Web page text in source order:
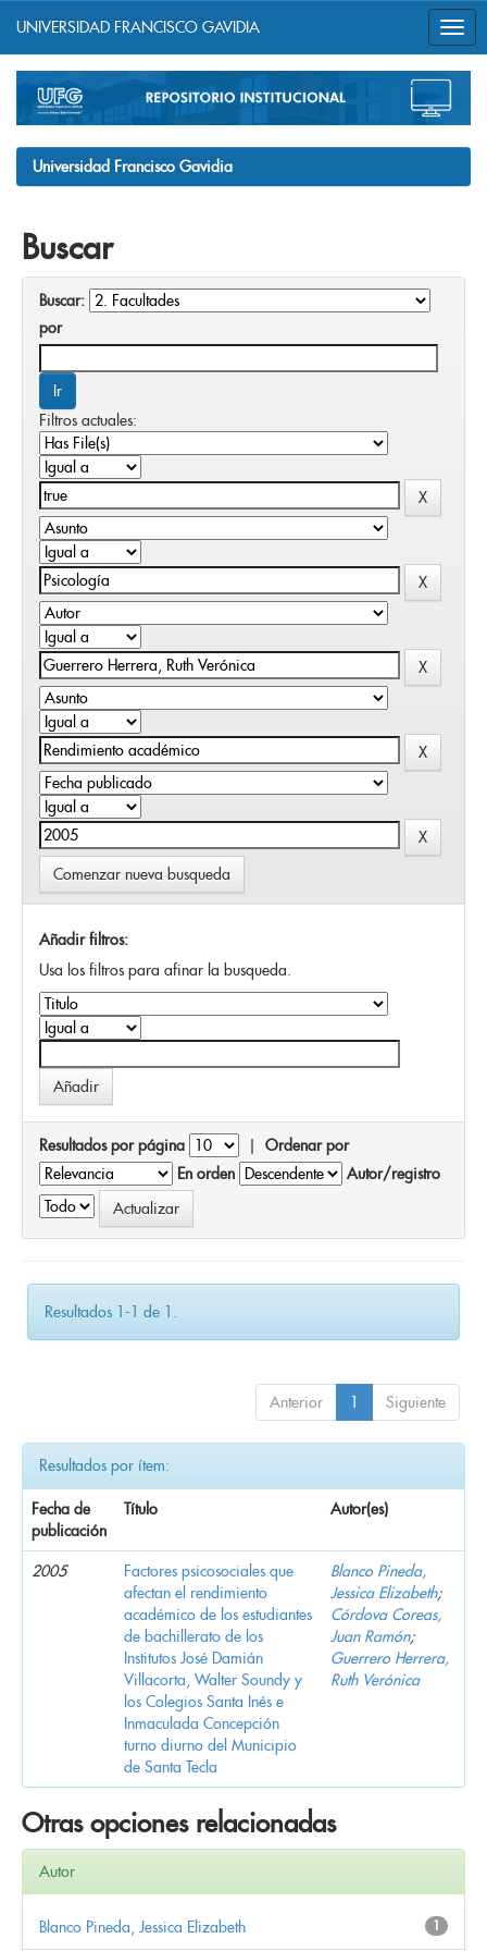
navigation
UNIVERSIDAD FRANCISCO GAVIDIA
Universidad Francisco Gavidia
Buscar
Buscar:
por
Filtros actuales:
Comenzar nueva busqueda
Añadir filtros:
Usa los filtros para afinar la busqueda.
Resultados por página | Ordenar por
En orden
Autor/registro
Resultados 1-1 de 1.
Anterior 1 Siguiente
Resultados por ítem:
Fecha de
publicación
Título Autor(es)
2005
Factores psicosociales que
afectan el rendimiento
académico de los estudiantes
de bachillerato de los
Institutos José Damián
Villacorta, Walter Soundy y
los Colegios Santa Inés e
Inmaculada Concepción
turno diurno del Municipio
de Santa Tecla
Blanco Pineda,
Jessica Elizabeth;
Córdova Coreas,
Juan Ramón;
Guerrero Herrera,
Ruth Verónica
Otras opciones relacionadas
Autor
1
Blanco Pineda, Jessica Elizabeth